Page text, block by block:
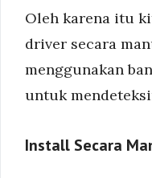
Oleh karena itu
driver secara
menggunakan
untuk
Install Secara